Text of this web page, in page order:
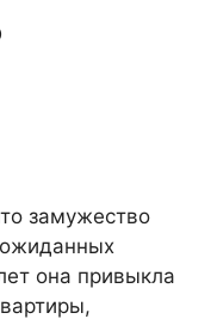
замужество
она привыкла